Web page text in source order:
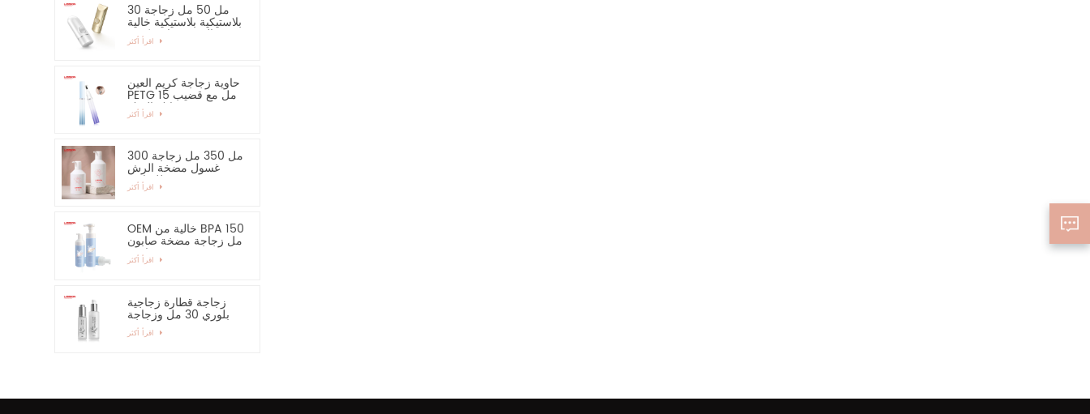
30 مل 50 مل زجاجة
بلاستيكية بلاستيكية خالية
من الرش زجاجة كريم
اليد واقية من الشمس
حاوية زجاجة كريم العين
PETG 15 مل مع قضيب
سبائك الزنك
300 مل 350 مل زجاجة
غسول مضخة الرش
للشامبو
OEM خالية من BPA 150
مل زجاجة مضخة صابون
رغوية فارغة
زجاجة قطارة زجاجية
بلوري 30 مل وزجاجة
رذاذ زجاجية بمضخة 60
مل